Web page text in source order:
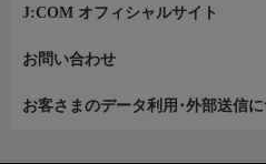
J:COM オフィシャルサイト
お問い合わせ
お客さまのデータ利用･外部送信